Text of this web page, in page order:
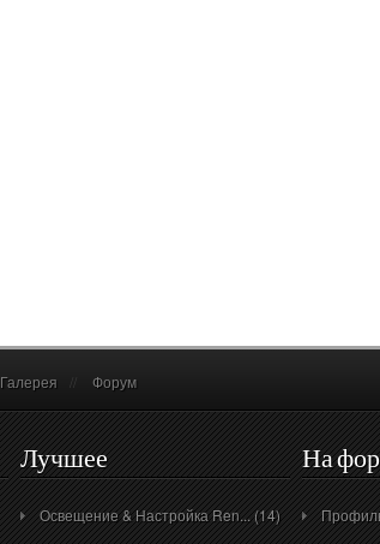
Галерея Форум
Лучшее
Освещение & Настройка Ren... (14)
На